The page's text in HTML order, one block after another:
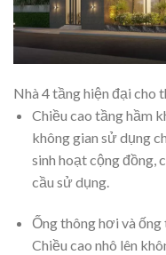
Nhà 4 tầng hiện đại cho
Chiều cao tầng hầm
không gian sử dụng
sinh hoạt cộng đồng,
cầu sử dụng.
Ống thông hơi và
Chiều cao nhô lên